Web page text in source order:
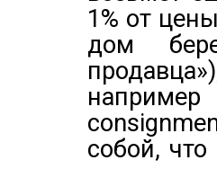
1% от
дом
собой,